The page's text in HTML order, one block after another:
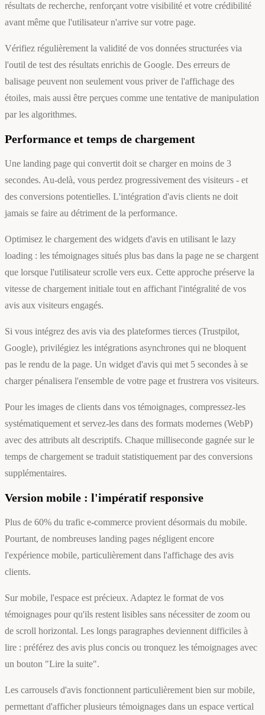
résultats de recherche, renforçant votre visibilité et votre crédibilité
avant même que l'utilisateur n'arrive sur votre page.
Vérifiez régulièrement la validité de vos données structurées via
l'outil de test des résultats enrichis de Google. Des erreurs de
balisage peuvent non seulement vous priver de l'affichage des
étoiles, mais aussi être perçues comme une tentative de manipulation
par les algorithmes.
Performance et temps de chargement
Une landing page qui convertit doit se charger en moins de 3
secondes. Au-delà, vous perdez progressivement des visiteurs - et
des conversions potentielles. L'intégration d'avis clients ne doit
jamais se faire au détriment de la performance.
Optimisez le chargement des widgets d'avis en utilisant le lazy
loading : les témoignages situés plus bas dans la page ne se chargent
que lorsque l'utilisateur scrolle vers eux. Cette approche préserve la
vitesse de chargement initiale tout en affichant l'intégralité de vos
avis aux visiteurs engagés.
Si vous intégrez des avis via des plateformes tierces (Trustpilot,
Google), privilégiez les intégrations asynchrones qui ne bloquent
pas le rendu de la page. Un widget d'avis qui met 5 secondes à se
charger pénalisera l'ensemble de votre page et frustrera vos visiteurs.
Pour les images de clients dans vos témoignages, compressez-les
systématiquement et servez-les dans des formats modernes (WebP)
avec des attributs alt descriptifs. Chaque milliseconde gagnée sur le
temps de chargement se traduit statistiquement par des conversions
supplémentaires.
Version mobile : l'impératif responsive
Plus de 60% du trafic e-commerce provient désormais du mobile.
Pourtant, de nombreuses landing pages négligent encore
l'expérience mobile, particulièrement dans l'affichage des avis
clients.
Sur mobile, l'espace est précieux. Adaptez le format de vos
témoignages pour qu'ils restent lisibles sans nécessiter de zoom ou
de scroll horizontal. Les longs paragraphes deviennent difficiles à
lire : préférez des avis plus concis ou tronquez les témoignages avec
un bouton "Lire la suite".
Les carrousels d'avis fonctionnent particulièrement bien sur mobile,
permettant d'afficher plusieurs témoignages dans un espace vertical